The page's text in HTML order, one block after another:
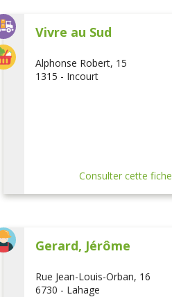
Vivre au Sud
Alphonse Robert, 15
1315 - Incourt
Consulter cette fiche
Gerard, Jérôme
Rue Jean-Louis-Orban, 16
6730 - Lahage